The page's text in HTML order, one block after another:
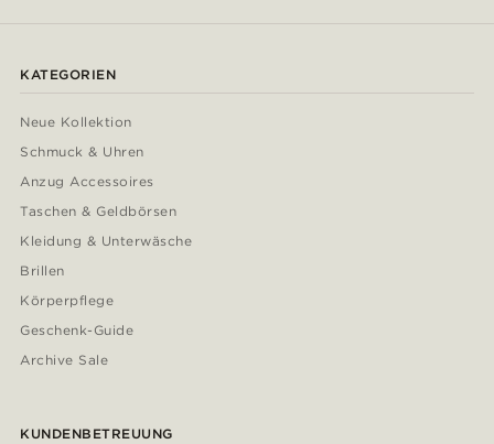
KATEGORIEN
Neue Kollektion
Schmuck & Uhren
Anzug Accessoires
Taschen & Geldbörsen
Kleidung & Unterwäsche
Brillen
Körperpflege
Geschenk-Guide
Archive Sale
KUNDENBETREUUNG